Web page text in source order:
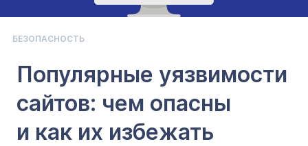
БЕЗОПАСНОСТЬ
Популярные уязвимости
сайтов: чем опасны
и как их избежать